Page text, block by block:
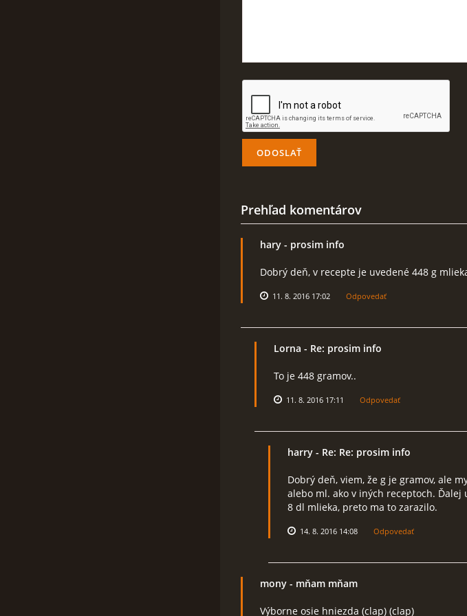
Prehľad komentárov
hary - prosim info
Dobrý deň, v recepte je uvedené 448 g
11. 8. 2016 17:02 Odpovedať
Lorna - Re: prosim info
To je 448 gramov..
11. 8. 2016 17:11 Odpovedať
harry - Re: Re: prosim info
Dobrý deň, viem, že g je gramov, ale
alebo ml. ako v iných receptoch.
8 dl mlieka, preto ma to zarazilo.
14. 8. 2016 14:08 Odpovedať
mony - mňam mňam
Výborne osie hniezda (clap) (clap)